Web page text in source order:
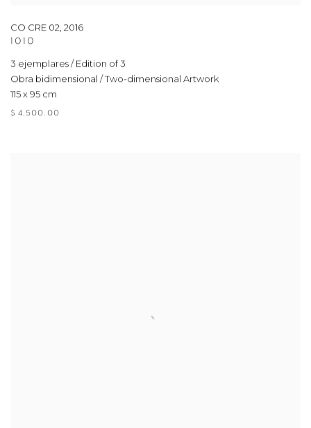
CO CRE 02, 2016
1010
3 ejemplares / Edition of 3
Obra bidimensional / Two-dimensional Artwork
115 x 95 cm
$ 4,500.00